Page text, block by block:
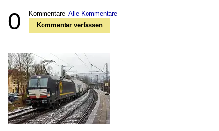
0 Kommentare, Alle Kommentare
Kommentar verfassen